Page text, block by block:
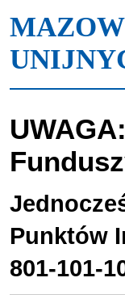
Punktów
801-101-